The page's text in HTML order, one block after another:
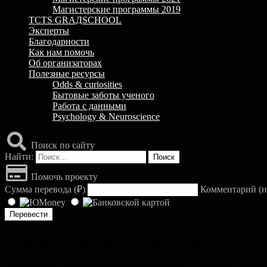
Магистерские программы 2019
TCTS GRАДSCHOOL
Эксперты
Благодарности
Как нам помочь
Об организаторах
Полезные ресурсы
Odds & curiosities
Бытовые заботы ученого
Работа с данными
Psychology & Neuroscience
Поиск по сайту
Найти:
Помочь проекту
Сумма перевода (₽) Комментарий